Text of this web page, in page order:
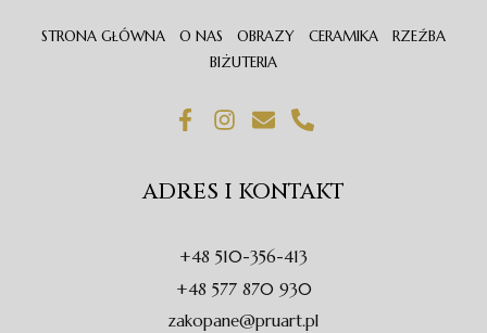
STRONA GŁÓWNA O NAS OBRAZY CERAMIKA
RZEŹBA
BIŻUTERIA
F
a
e
b
o
k
-
f
I
n
t
a
r
a
m
E
n
e
l
p
e
P
h
n
e
a
l
t
ADRES I KONTAKT
+48 510-356-413
+48 577 870 930
zakopane@pruart.pl